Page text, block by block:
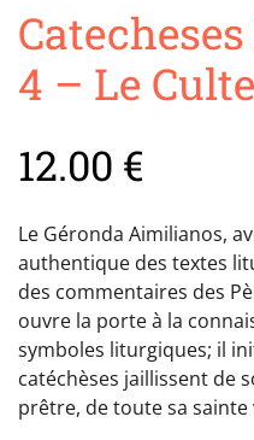
4 – Le
12.00 €
Le Géronda Aimilianos,
authentique des textes
des commentaires des
ouvre la porte à la
symboles liturgiques; il
catéchèses jaillissent de
prêtre, de toute sa sainte